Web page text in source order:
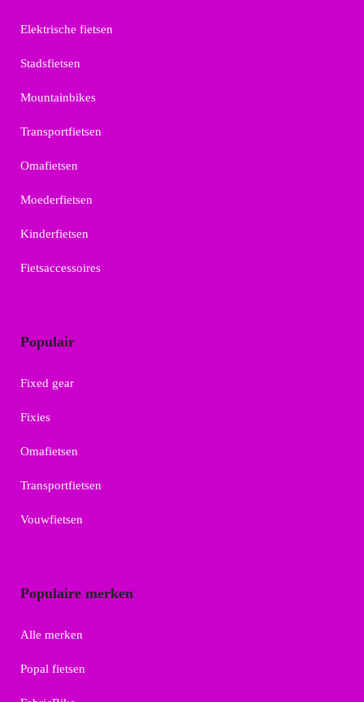
Elektrische fietsen
Stadsfietsen
Mountainbikes
Transportfietsen
Omafietsen
Moederfietsen
Kinderfietsen
Fietsaccessoires
Populair
Fixed gear
Fixies
Omafietsen
Transportfietsen
Vouwfietsen
Populaire merken
Alle merken
Popal fietsen